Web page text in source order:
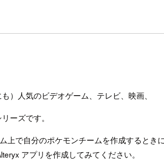
）人気のビデオゲーム、テレビ、映画、
ーズです。
で自分のポケモンチームを作成すると
アプリを作成してみてください。